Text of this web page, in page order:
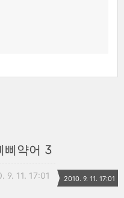
삐약어 3
9. 11. 17:01 2010. 9. 11. 17:01